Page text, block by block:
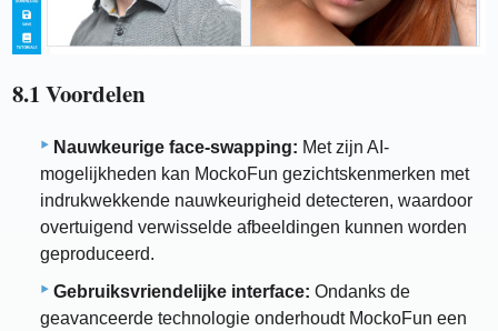
8.1 Voordelen
Nauwkeurige face-swapping: Met zijn AI-
mogelijkheden kan MockoFun gezichtskenmerken met
indrukwekkende nauwkeurigheid detecteren, waardoor
overtuigend verwisselde afbeeldingen kunnen worden
geproduceerd.
Gebruiksvriendelijke interface: Ondanks de
geavanceerde technologie onderhoudt MockoFun een